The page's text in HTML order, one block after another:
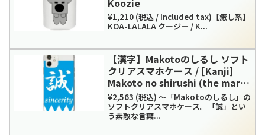
Koozie
¥1,210 (税込 / Included tax)【癒し系】
KOA-LALALA クージー / K...
【漢字】Makotoのしるし ソフト
クリアスマホケース / [Kanji]
Makoto no shirushi (the mark
of Makoto) Soft Clear
Smartphone Case
¥2,563 (税込) ～「Makotoのしるし」の
ソフトクリアスマホケース。「誠」とい
う素敵な言葉...